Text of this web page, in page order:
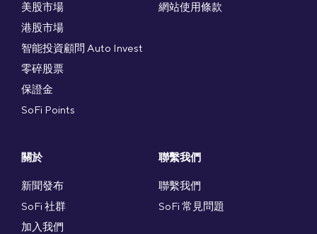
美股市場
港股市場
智能投資顧問 Auto Invest
零碎股票
保證金
SoFi Points
網站使用條款
關於
新聞發布
SoFi 社群
加入我們
聯繫我們
聯繫我們
SoFi 常見問題